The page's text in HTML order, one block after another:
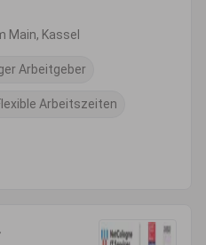
Main, Kassel
Arbeitgeber
Arbeitszeiten